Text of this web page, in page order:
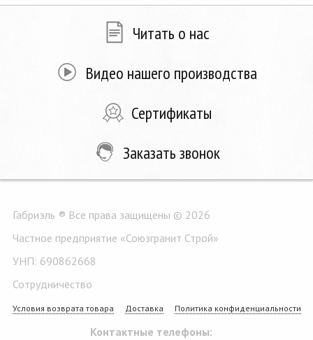
Читать о нас
Видео нашего производства
Сертификаты
Заказать звонок
Габриэль ® Все права защищены © 2026
Частное предприятие «Союзгранит Строй»
УНП: 690862668
Сотрудничество
Условия возврата товара Доставка Политика конфиденциальности
Контактные телефоны: